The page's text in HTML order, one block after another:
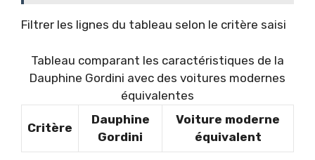
Filtrer les lignes du tableau selon le critère saisi
Tableau comparant les caractéristiques de la
Dauphine Gordini avec des voitures modernes
équivalentes
Critère
Dauphine
Gordini
Voiture moderne
équivalent